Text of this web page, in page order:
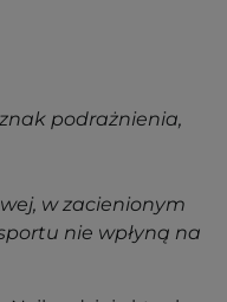
podrażnienia,
w zacienionym
nie wpłyną na